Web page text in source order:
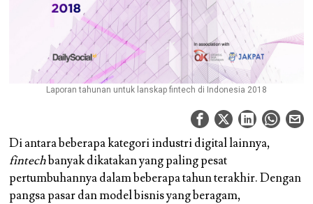
Laporan tahunan untuk lanskap fintech di Indonesia 2018
Di antara beberapa kategori industri digital lainnya,
fintechbanyak dikatakan yang paling pesat
pertumbuhannya dalam beberapa tahun terakhir. Dengan
pangsa pasar dan model bisnis yang beragam,